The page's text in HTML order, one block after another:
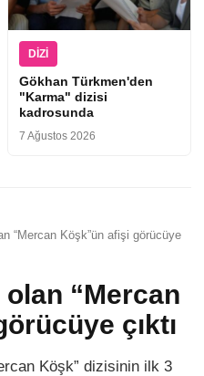
DIZI
Gökhan Türkmen'den
"Karma" dizisi
kadrosunda
7 Ağustos 2026
“Mercan Köşk”ün afişi görücüye
olan “Mercan
çıktı
Köşk” dizisinin ilk 3